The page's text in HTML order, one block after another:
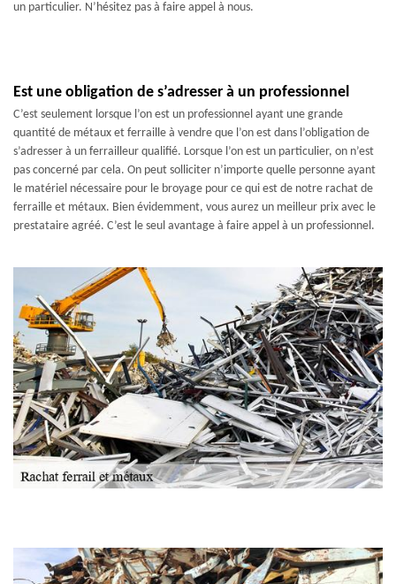
un particulier. N’hésitez pas à faire appel à nous.
Est une obligation de s’adresser à un professionnel
C’est seulement lorsque l’on est un professionnel ayant une grande
quantité de métaux et ferraille à vendre que l’on est dans l’obligation de
s’adresser à un ferrailleur qualifié. Lorsque l’on est un particulier, on n’est
pas concerné par cela. On peut solliciter n’importe quelle personne ayant
le matériel nécessaire pour le broyage pour ce qui est de notre rachat de
ferraille et métaux. Bien évidemment, vous aurez un meilleur prix avec le
prestataire agréé. C’est le seul avantage à faire appel à un professionnel.